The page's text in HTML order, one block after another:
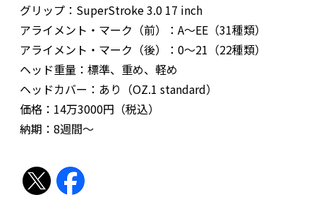
グリップ：SuperStroke 3.0 17 inch
アライメント・マーク（前）：A～EE（31種類）
アライメント・マーク（後）：0～21（22種類）
ヘッド重量：標準、重め、軽め
ヘッドカバー：あり（OZ.1 standard）
価格：14万3000円（税込）
納期：8週間～